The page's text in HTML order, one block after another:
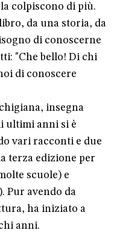
colpiscono di più.
da una storia, da
di conoscerne
"Che bello! Di chi
di conoscere
insegna
ultimi anni si è
vari racconti e due
terza edizione per
scuole) e
Pur avendo da
ha iniziato a
anni.